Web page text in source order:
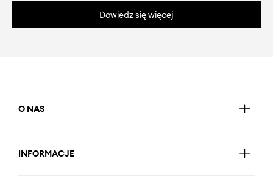
Dowiedz się więcej
O NAS
INFORMACJE